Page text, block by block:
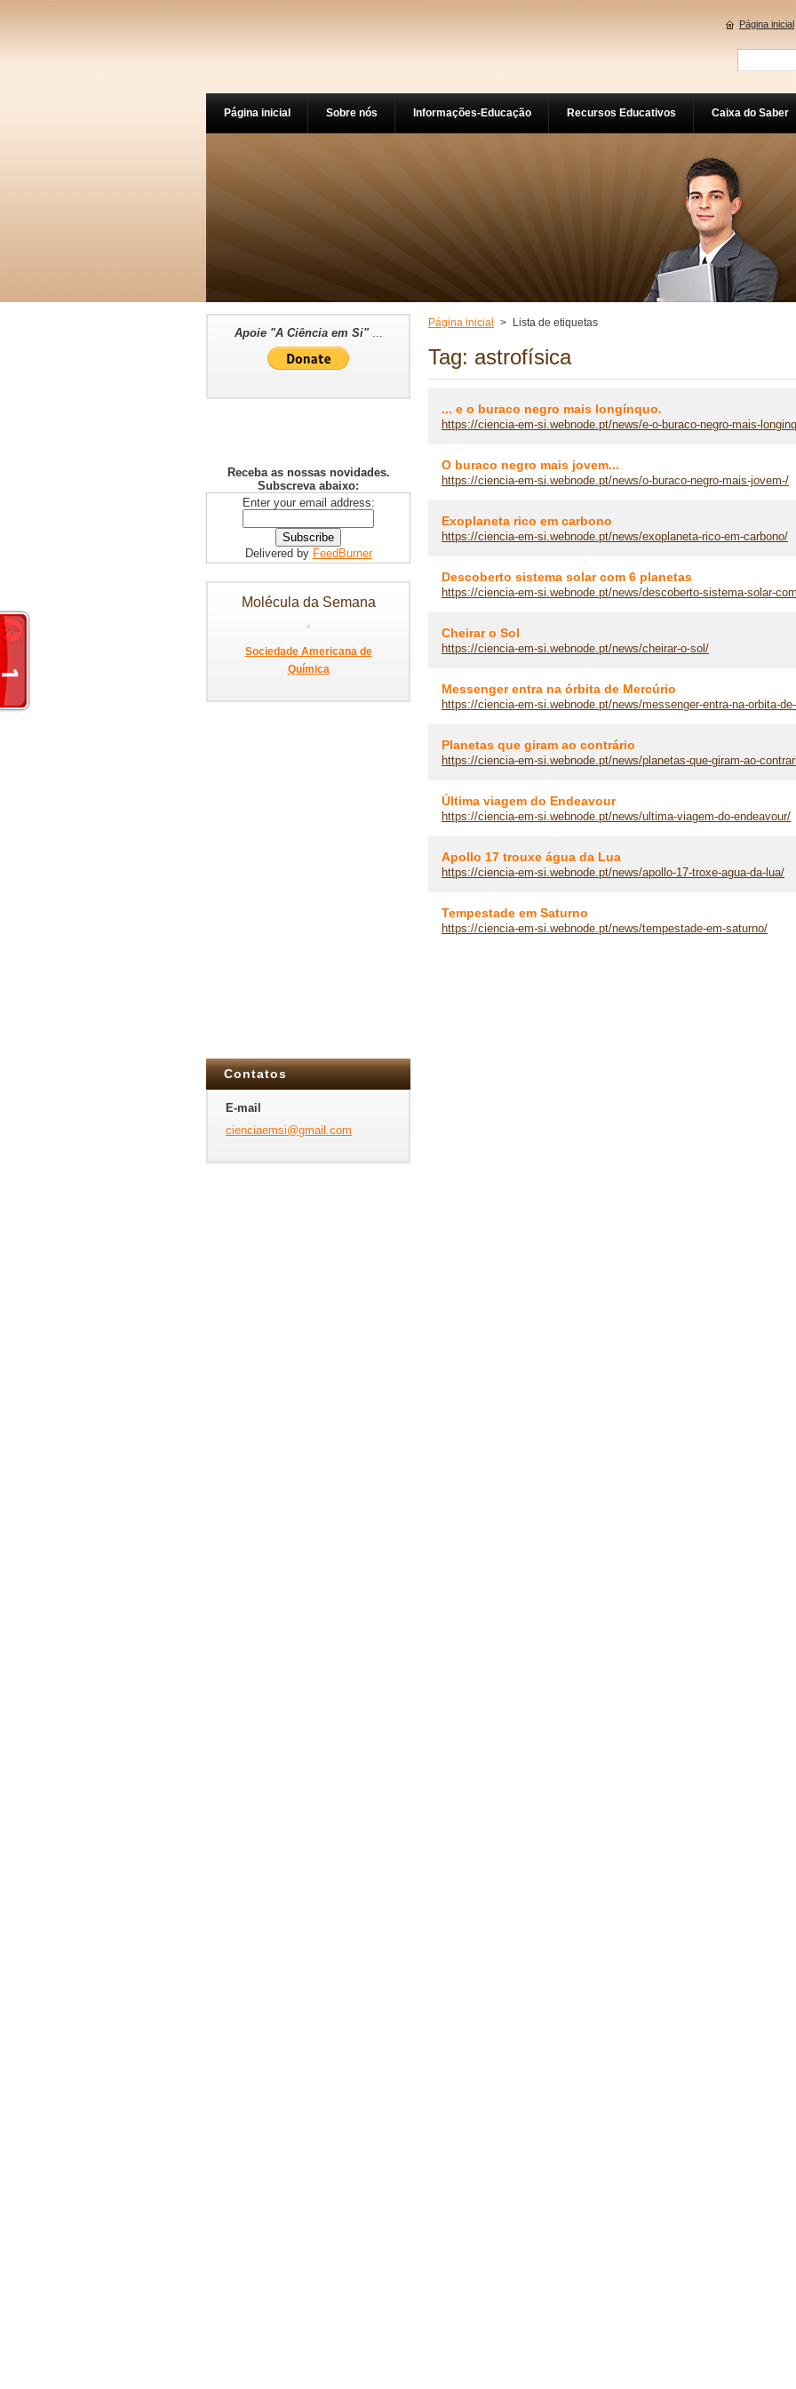
Página inicial > Lista de etiquetas
Tag: astrofísica
... e o buraco negro mais longínquo.
https://ciencia-em-si.webnode.pt/news/e-o-buraco-negro-mais-
O buraco negro mais jovem...
https://ciencia-em-si.webnode.pt/news/o-buraco-negro-mais-jovem-/
Exoplaneta rico em carbono
https://ciencia-em-si.webnode.pt/news/exoplaneta-rico-em-carbono/
Descoberto sistema solar com 6 planetas
https://ciencia-em-si.webnode.pt/news/descoberto-sistema-solar-
Cheirar o Sol
https://ciencia-em-si.webnode.pt/news/cheirar-o-sol/
Messenger entra na órbita de Mercúrio
https://ciencia-em-si.webnode.pt/news/messenger-entra-na-orbita-
Planetas que giram ao contrário
https://ciencia-em-si.webnode.pt/news/planetas-que-giram-ao-
Última viagem do Endeavour
https://ciencia-em-si.webnode.pt/news/ultima-viagem-do-endeavour/
Apollo 17 trouxe água da Lua
https://ciencia-em-si.webnode.pt/news/apollo-17-troxe-agua-da-lua/
Tempestade em Saturno
https://ciencia-em-si.webnode.pt/news/tempestade-em-saturno/
Apoie "A Ciência em Si"...
Receba as nossas novidades.
Subscreva abaixo:
Enter your email address:
Delivered by FeedBurner
Molécula da Semana
Sociedade Americana de
Química
Contatos
E-mail
cienciaemsi@gmai l.com
Página inicial Sobre nós Informações-Educação Recursos Educativos Caixa do Saber
Página inicial